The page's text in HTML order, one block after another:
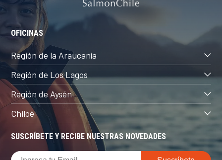
SUSCRÍBETE Y RECIBE NUESTRAS NOVEDADES
OFICINAS
Región de la Araucanía
Región de Los Lagos
Región de Aysén
Chiloé